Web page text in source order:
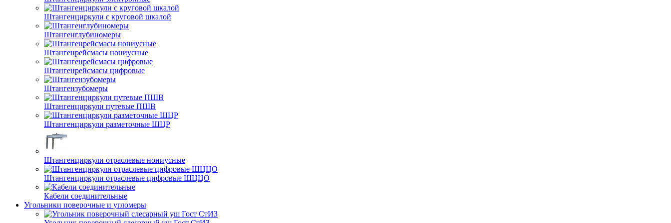
Штангенциркули с круговой шкалой
Штангенглубиномеры
Штангенрейсмасы нониусные
Штангенрейсмасы цифровые
Штангензубомеры
Штангенциркули путевые ПШВ
Штангенциркули разметочные ШЦР
Штангенциркули отраслевые нониусные
Штангенциркули отраслевые цифровые ШЦЦО
Кабели соединительные
Угольники поверочные и угломеры